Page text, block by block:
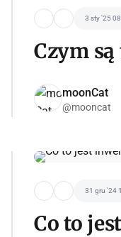
3 sty '25
Czym
moonCat
@mooncat
31 gru '24
Co to